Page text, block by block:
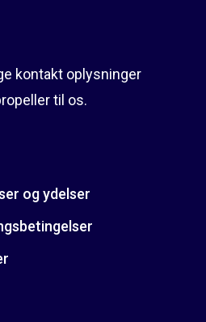
kontakt oplysninger
til os.
og ydelser
Er min propel højre
Rudes Propeller